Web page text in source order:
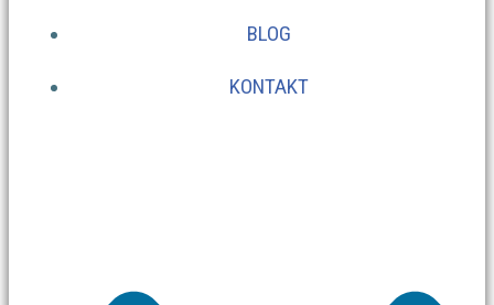
BLOG
KONTAKT